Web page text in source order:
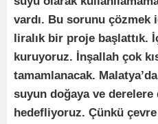
vardı. Bu sorunu çözmek
liralık bir proje başlattık.
kuruyoruz. İnşallah çok
tamamlanacak.
suyun doğaya ve
hedefliyoruz. Çünkü